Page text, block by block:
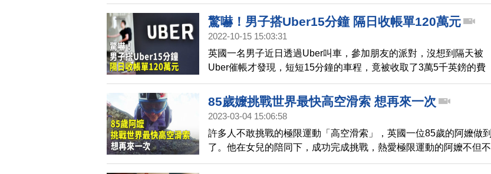
驚嚇！男子搭Uber15分鐘 隔日收帳單120萬元
2022-10-15 15:03:31
英國一名男子近日透過Uber叫車，參加朋友的派對，沒想到隔天被
Uber催帳才發現，短短15分鐘的車程，竟被收取了3萬5千英鎊的費
用，折合新台幣約123萬元。
85歲嬤挑戰世界最快高空滑索 想再來一次
2023-03-04 15:06:58
許多人不敢挑戰的極限運動「高空滑索」，英國一位85歲的阿嬤做到
了。他在女兒的陪同下，成功完成挑戰，熱愛極限運動的阿嬤不但不
害怕，還表示將來有機會願意再次嘗試。